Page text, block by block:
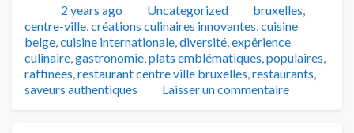
Publié2 years ago Catégories
Uncategorized Tags
bruxelles,
centre-ville,créations culinaires innovantes,cuisine
belge,cuisine internationale,diversité,expérience
culinaire,gastronomie,plats emblématiques,populaires,
raffinées,restaurant centre ville bruxelles,restaurants,
saveurs authentiques
Laisser un commentaire